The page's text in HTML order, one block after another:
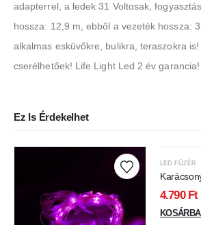
adapterrel, a ledek 31 Voltosak,
hossza: 12,9 m, ebből a vezeték hossza:
alkalmas esküvőkre, bulikra, teraszokra is!
cserélhetőek! Life Light Led 2 év garancia!
Ez Is Érdekelhet
LED FÜZÉR
Nano
/2500
funkciós
4.790 Ft